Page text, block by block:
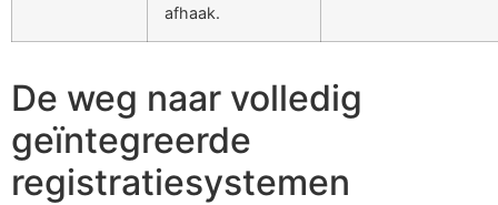
afhaak.
De weg naar volledig
geïntegreerde
registratiesystemen